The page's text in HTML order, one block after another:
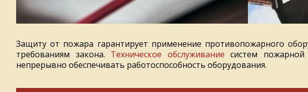
Защиту от пожара гарантирует применение противопожарного
требованиям закона. Техническое обслуживание систем пожарной
непрерывно обеспечивать работоспособность оборудования.